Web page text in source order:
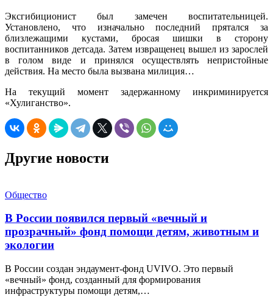
Эксгибиционист был замечен воспитательницей.
Установлено, что изначально последний прятался за
близлежащими кустами, бросая шишки в сторону
воспитанников детсада. Затем извращенец вышел из зарослей
в голом виде и принялся осуществлять непристойные
действия. На место была вызвана милиция…
На текущий момент задержанному инкриминируется
«Хулиганство».
Другие новости
Общество
В России появился первый «вечный и
прозрачный» фонд помощи детям, животным и
экологии
В России создан эндаумент-фонд UVIVO. Это первый
«вечный» фонд, созданный для формирования
инфраструктуры помощи детям,…